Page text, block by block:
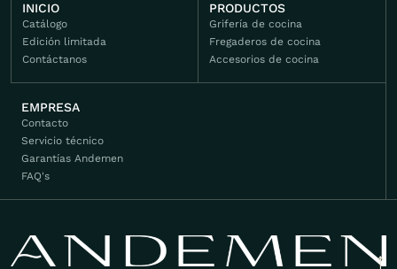
INICIO
Catálogo
Edición limitada
Contáctanos
PRODUCTOS
Grifería de cocina
Fregaderos de cocina
Accesorios de cocina
EMPRESA
Contacto
Servicio técnico
Garantías Andemen
FAQ's